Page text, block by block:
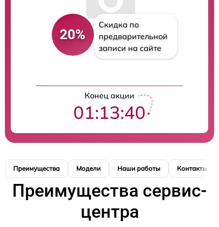
20%
Скидка по
предварительной
записи на сайте
Конец акции
01:13:40
Преимущества Модели Наши работы Контакты
Преимущества сервис-
центра